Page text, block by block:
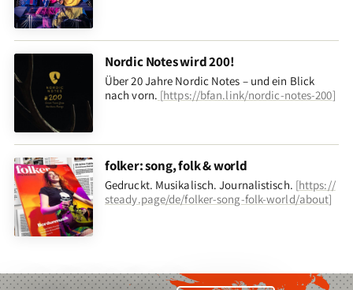
Nordic Notes wird 200!
Über 20 Jahre Nordic Notes – und ein Blick
nach vorn. [https://bfan.link/nordic-notes-200]
folker: song, folk & world
Gedruckt. Musikalisch. Journalistisch. [https://
steady.page/de/folker-song-folk-world/about]